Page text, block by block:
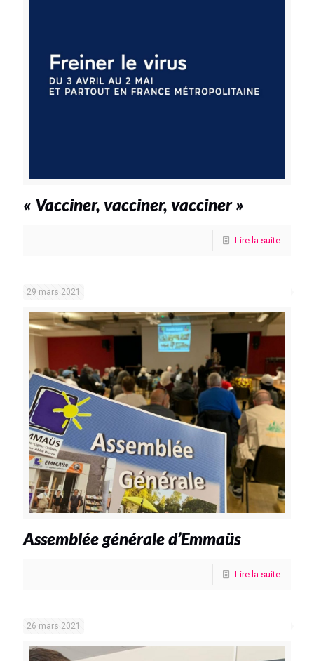
« Vacciner, vacciner, vacciner »
Lire la suite
29 mars 2021
Assemblée générale d’Emmaüs
Lire la suite
26 mars 2021